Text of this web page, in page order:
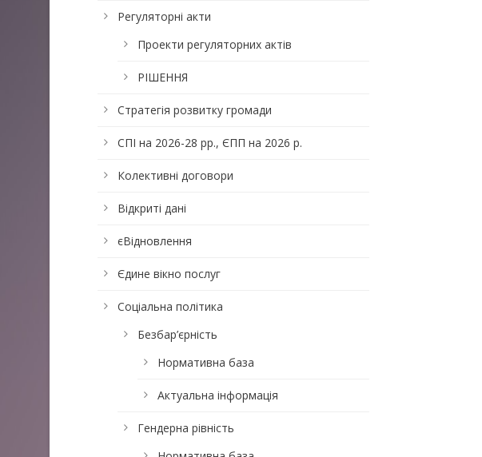
Регуляторні акти
Проекти регуляторних актів
РІШЕННЯ
Стратегія розвитку громади
СПІ на 2026-28 рр., ЄПП на 2026 р.
Колективні договори
Відкриті дані
єВідновлення
Єдине вікно послуг
Соціальна політика
Безбар’єрність
Нормативна база
Актуальна інформація
Гендерна рівність